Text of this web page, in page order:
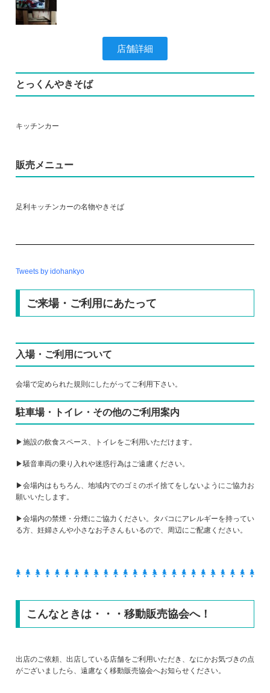
店舗詳細
とっくんやきそば
キッチンカー
販売メニュー
足利キッチンカーの名物やきそば
Tweets by idohankyo
ご来場・ご利用にあたって
入場・ご利用について
会場で定められた規則にしたがってご利用下さい。
駐車場・トイレ・その他のご利用案内
▶施設の飲食スペース、トイレをご利用いただけます。
▶騒音車両の乗り入れや迷惑行為はご遠慮ください。
▶会場内はもちろん、地域内でのゴミのポイ捨てをしないようにご協力お
願いいたします。
▶会場内の禁煙・分煙にご協力ください。タバコにアレルギーを持ってい
る方、妊婦さんや小さなお子さんもいるので、周辺にご配慮ください。
こんなときは・・・移動販売協会へ！
出店のご依頼、出店している店舗をご利用いただき、なにかお気づきの点
がございましたら、遠慮なく移動販売協会へお知らせください。